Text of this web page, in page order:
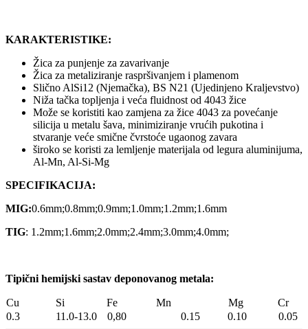
KARAKTERISTIKE:
Žica za punjenje za zavarivanje
Žica za metaliziranje raspršivanjem i plamenom
Slično AlSi12 (Njemačka), BS N21 (Ujedinjeno Kraljevstvo)
Niža tačka topljenja i veća fluidnost od 4043 žice
Može se koristiti kao zamjena za žice 4043 za povećanje
silicija u metalu šava, minimiziranje vrućih pukotina i
stvaranje veće smične čvrstoće ugaonog zavara
široko se koristi za lemljenje materijala od legura aluminijuma,
Al-Mn, Al-Si-Mg
SPECIFIKACIJA:
MIG:0.6mm;0.8mm;0.9mm;1.0mm;1.2mm;1.6mm
TIG: 1.2mm;1.6mm;2.0mm;2.4mm;3.0mm;4.0mm;
Tipični hemijski sastav deponovanog metala:
Cu Si Fe Mn Mg
Cr
0.3
11.0-13.0 0,80 0.15 0.10 0.05